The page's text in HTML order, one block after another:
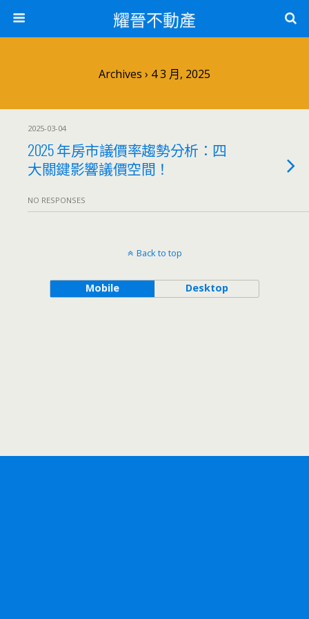
耀晉不動產
Archives › 4 3 月, 2025
2025-03-04
2025 年房市議價率趨勢分析：四
大關鍵影響議價空間！
NO RESPONSES
Back to top
Mobile Desktop